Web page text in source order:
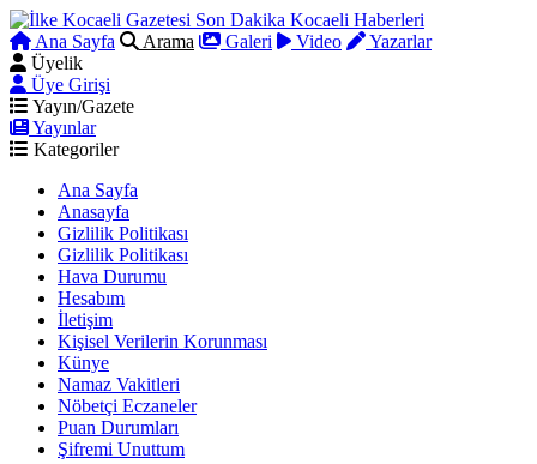
Ana Sayfa Arama Galeri Video
Yazarlar
Üyelik
Üye Girişi
Yayın/Gazete
Yayınlar
Kategoriler
Ana Sayfa
Anasayfa
Gizlilik Politikası
Gizlilik Politikası
Hava Durumu
Hesabım
İletişim
Kişisel Verilerin Korunması
Künye
Namaz Vakitleri
Nöbetçi Eczaneler
Puan Durumları
Şifremi Unuttum